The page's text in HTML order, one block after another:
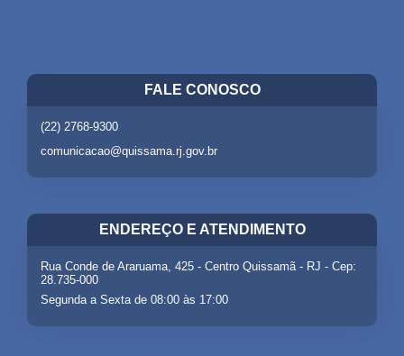
FALE CONOSCO
(22) 2768-9300
comunicacao@quissama.rj.gov.br
ENDEREÇO E ATENDIMENTO
Rua Conde de Araruama, 425 - Centro Quissamã - RJ - Cep:
28.735-000
Segunda a Sexta de 08:00 às 17:00